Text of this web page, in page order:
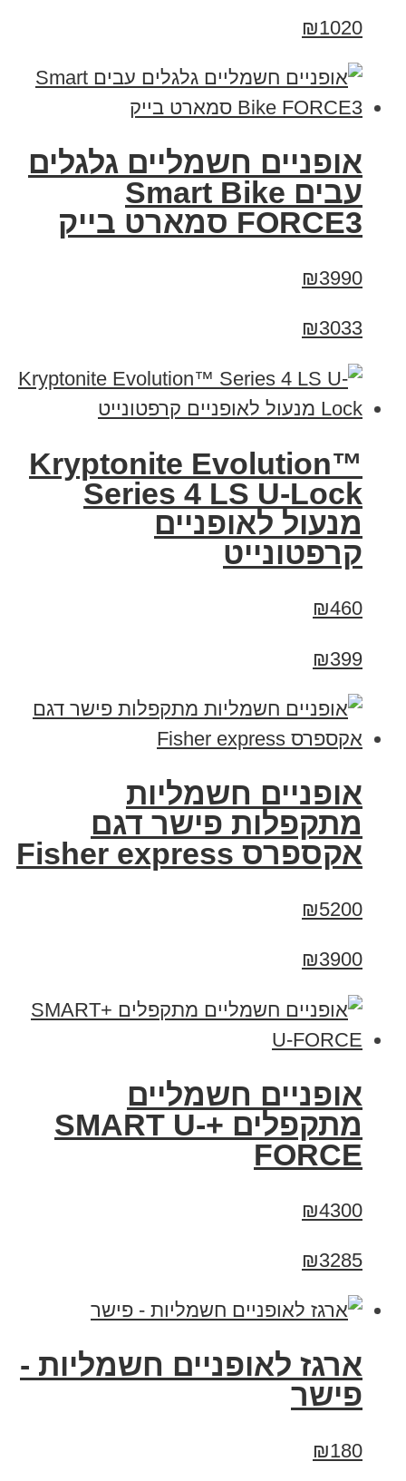
₪1020
אופניים חשמליים גלגלים
עבים Smart Bike
FORCE3 סמארט בייק
₪3990
₪3033
Kryptonite Evolution™
Series 4 LS U-Lock
מנעול לאופניים
קרפטונייט
₪460
₪399
אופניים חשמליות
מתקפלות פישר דגם
אקספרס Fisher express
₪5200
₪3900
אופניים חשמליים
מתקפלים +SMART U-
FORCE
₪4300
₪3285
ארגז לאופניים חשמליות -
פישר
₪180